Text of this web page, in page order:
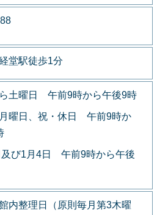
堂駅徒歩1分
土曜日 午前9時から午後9時
曜日、祝・休日 午前9時か
及び1月4日 午前9時から午後
内整理日（原則毎月第3木曜